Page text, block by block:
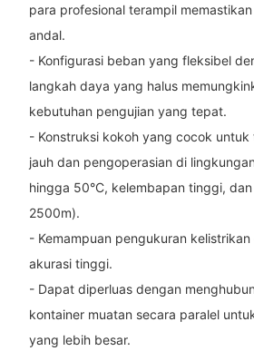
para profesional terampil
andal.
- Konfigurasi beban yang fleksibel
langkah daya yang halus
kebutuhan pengujian yang tepat.
- Konstruksi kokoh yang cocok untuk
jauh dan pengoperasian di
hingga 50°C, kelembapan tinggi,
2500m).
- Kemampuan pengukuran
akurasi tinggi.
- Dapat diperluas dengan
kontainer muatan secara paralel
yang lebih besar.